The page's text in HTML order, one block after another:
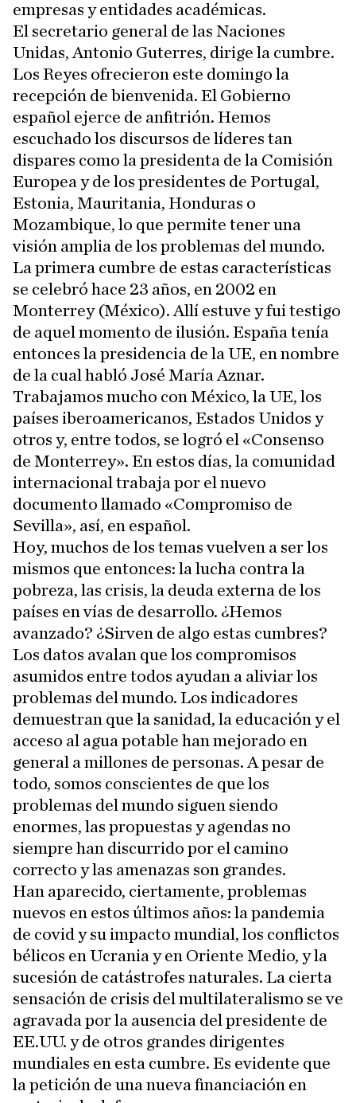
empresas y entidades académicas.
El secretario general de las Naciones
Unidas, Antonio Guterres, dirige la cumbre.
Los Reyes ofrecieron este domingo la
recepción de bienvenida. El Gobierno
español ejerce de anfitrión. Hemos
escuchado los discursos de líderes tan
dispares como la presidenta de la Comisión
Europea y de los presidentes de Portugal,
Estonia, Mauritania, Honduras o
Mozambique, lo que permite tener una
visión amplia de los problemas del mundo.
La primera cumbre de estas características
se celebró hace 23 años, en 2002 en
Monterrey (México). Allí estuve y fui testigo
de aquel momento de ilusión. España tenía
entonces la presidencia de la UE, en nombre
de la cual habló José María Aznar.
Trabajamos mucho con México, la UE, los
países iberoamericanos, Estados Unidos y
otros y, entre todos, se logró el «Consenso
de Monterrey». En estos días, la comunidad
internacional trabaja por el nuevo
documento llamado «Compromiso de
Sevilla», así, en español.
Hoy, muchos de los temas vuelven a ser los
mismos que entonces: la lucha contra la
pobreza, las crisis, la deuda externa de los
países en vías de desarrollo. ¿Hemos
avanzado? ¿Sirven de algo estas cumbres?
Los datos avalan que los compromisos
asumidos entre todos ayudan a aliviar los
problemas del mundo. Los indicadores
demuestran que la sanidad, la educación y el
acceso al agua potable han mejorado en
general a millones de personas. A pesar de
todo, somos conscientes de que los
problemas del mundo siguen siendo
enormes, las propuestas y agendas no
siempre han discurrido por el camino
correcto y las amenazas son grandes.
Han aparecido, ciertamente, problemas
nuevos en estos últimos años: la pandemia
de covid y su impacto mundial, los conflictos
bélicos en Ucrania y en Oriente Medio, y la
sucesión de catástrofes naturales. La cierta
sensación de crisis del multilateralismo se ve
agravada por la ausencia del presidente de
EE.UU. y de otros grandes dirigentes
mundiales en esta cumbre. Es evidente que
la petición de una nueva financiación en